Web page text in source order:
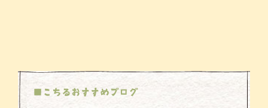
■こちるおすすめブログ